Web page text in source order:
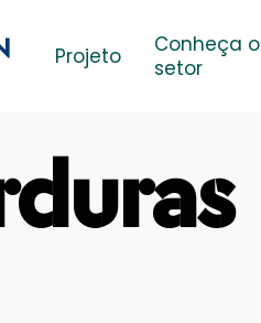
Projeto
Conheça o
setor